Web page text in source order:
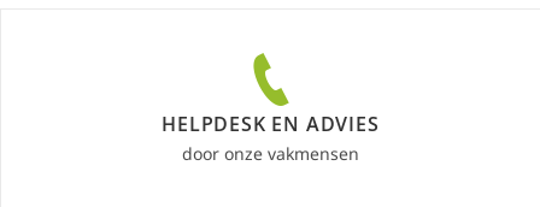
HELPDESK EN ADVIES
door onze vakmensen